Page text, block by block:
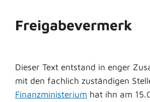
Freigabevermerk
Dieser Text entstand in enger
mit den fachlich zuständigen
Finanzministerium hat ihn am